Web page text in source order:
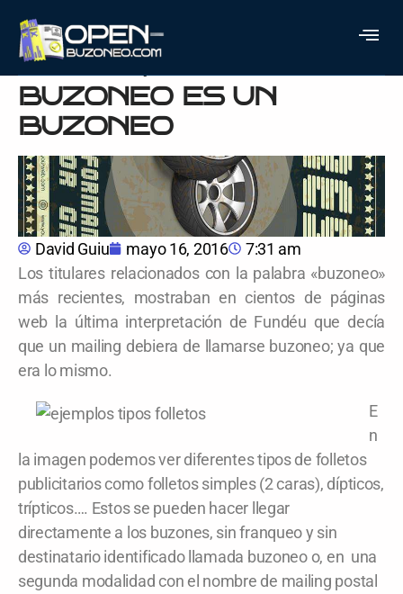
UN MAILING ES UN
MAILING, Y UN
BUZONEO ES UN
BUZONEO
David Guiu mayo 16, 2016
7:31 am
Los titulares relacionados con la palabra «buzoneo»
más recientes, mostraban en cientos de páginas
web la última interpretación de Fundéu que decía
que un mailing debiera de llamarse buzoneo; ya que
era lo mismo.
E
n
la imagen podemos ver diferentes tipos de folletos
publicitarios como folletos simples (2 caras), dípticos,
trípticos…. Estos se pueden hacer llegar
directamente a los buzones, sin franqueo y sin
destinatario identificado llamada buzoneo o, en una
segunda modalidad con el nombre de mailing postal